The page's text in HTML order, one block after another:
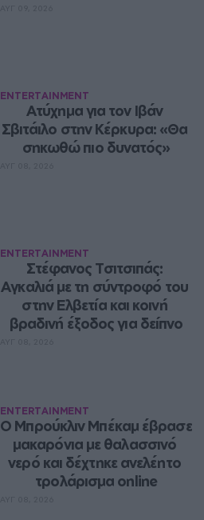
ENTERTAINMENT
Ατύχημα για τον Ιβάν
Σβιτάιλο στην Κέρκυρα: «Θα
σηκωθώ πιο δυνατός»
ENTERTAINMENT
Στέφανος Τσιτσιπάς:
Αγκαλιά με τη σύντροφό του
στην Ελβετία και κοινή
βραδινή έξοδος για δείπνο
ENTERTAINMENT
Ο Μπρούκλιν Μπέκαμ έβρασε
μακαρόνια με θαλασσινό
νερό και δέχτηκε ανελέητο
τρολάρισμα online